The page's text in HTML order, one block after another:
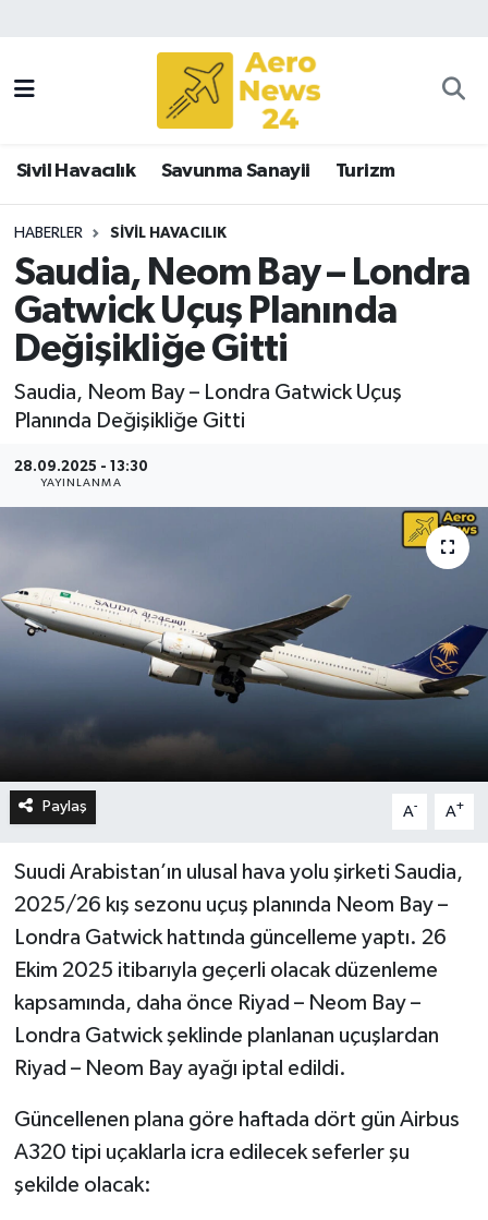
Sivil Havacılık Savunma Sanayii Turizm
HABERLER SIVIL HAVACILIK
Saudia, Neom Bay – Londra
Gatwick Uçuş Planında
Değişikliğe Gitti
Saudia, Neom Bay – Londra Gatwick Uçuş
Planında Değişikliğe Gitti
28.09.2025 - 13:30
YAYINLANMA
Paylaş A- A+
Suudi Arabistan’ın ulusal hava yolu şirketi Saudia,
2025/26 kış sezonu uçuş planında Neom Bay –
Londra Gatwick hattında güncelleme yaptı. 26
Ekim 2025 itibarıyla geçerli olacak düzenleme
kapsamında, daha önce Riyad – Neom Bay –
Londra Gatwick şeklinde planlanan uçuşlardan
Riyad – Neom Bay ayağı iptal edildi.
Güncellenen plana göre haftada dört gün Airbus
A320 tipi uçaklarla icra edilecek seferler şu
şekilde olacak: